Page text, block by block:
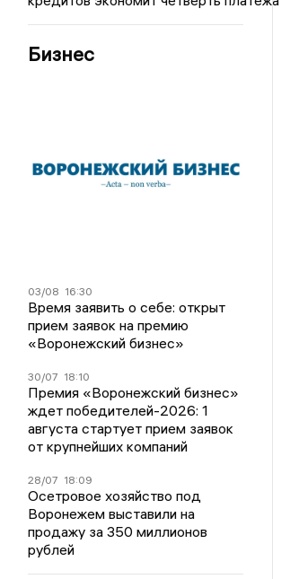
Бизнес
03/08 16:30
Время заявить о себе: открыт
прием заявок на премию
«Воронежский бизнес»
30/07 18:10
Премия «Воронежский бизнес»
ждет победителей-2026: 1
августа стартует прием заявок
от крупнейших компаний
28/07 18:09
Осетровое хозяйство под
Воронежем выставили на
продажу за 350 миллионов
рублей